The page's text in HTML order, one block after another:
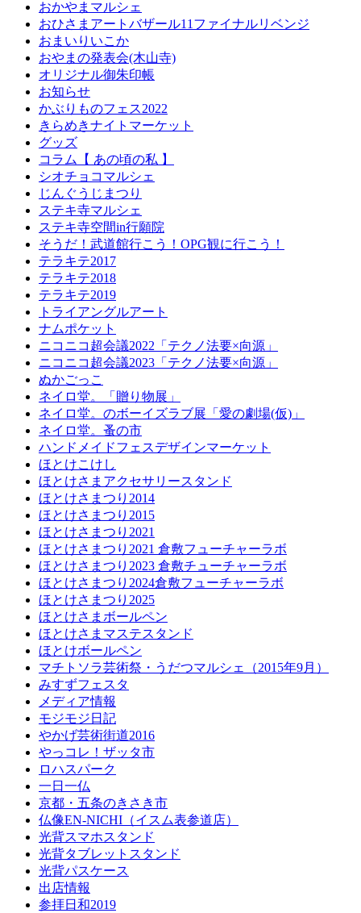
おかやまマルシェ
おひさまアートバザール11ファイナルリベンジ
おまいりいこか
おやまの発表会(木山寺)
オリジナル御朱印帳
お知らせ
かぶりものフェス2022
きらめきナイトマーケット
グッズ
コラム【 あの頃の私 】
シオチョコマルシェ
じんぐうじまつり
ステキ寺マルシェ
ステキ寺空間in行願院
そうだ！武道館行こう！OPG観に行こう！
テラキテ2017
テラキテ2018
テラキテ2019
トライアングルアート
ナムポケット
ニコニコ超会議2022「テクノ法要×向源」
ニコニコ超会議2023「テクノ法要×向源」
ぬかごっこ
ネイロ堂。「贈り物展」
ネイロ堂。のボーイズラブ展「愛の劇場(仮)」
ネイロ堂。蚤の市
ハンドメイドフェスデザインマーケット
ほとけこけし
ほとけさまアクセサリースタンド
ほとけさまつり2014
ほとけさまつり2015
ほとけさまつり2021
ほとけさまつり2021 倉敷フューチャーラボ
ほとけさまつり2023 倉敷チューチャーラボ
ほとけさまつり2024倉敷フューチャーラボ
ほとけさまつり2025
ほとけさまボールペン
ほとけさまマステスタンド
ほとけボールペン
マチトソラ芸術祭・うだつマルシェ（2015年9月）
みすずフェスタ
メディア情報
モジモジ日記
やかげ芸術街道2016
やっコレ！ザッタ市
ロハスパーク
一日一仏
京都・五条のきさき市
仏像EN-NICHI（イスム表参道店）
光背スマホスタンド
光背タブレットスタンド
光背パスケース
出店情報
参拝日和2019